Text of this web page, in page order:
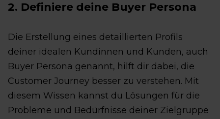
2. Definiere deine Buyer Persona
Die Erstellung eines detaillierten Profils
deiner idealen Kundinnen und Kunden, auch
Buyer Persona genannt, hilft dir dabei, die
Customer Journey besser zu verstehen. Mit
diesem Wissen kannst du Lösungen für die
Probleme und Bedürfnisse deiner Zielgruppe